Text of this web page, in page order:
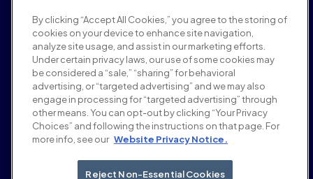
Tuyển dụng
Điều khoản và chính sách
Chính sách quảng cáo
Chính sách an toàn thương hiệu
Chính sách quyền riêng tư
Bảo mật
Cổng thông tin nhà cung cấp
Điều khoản sử dụng
Đạo đức & Tuân thủ
EEO statement & notices
Your Privacy Choices
By clicking “Accept All Cookies,” you agree to the storing of
cookies on your device to enhance site navigation,
analyze site usage, and assist in our marketing efforts.
Under certain privacy laws, our use of some cookies may
be considered a “sale,” “sharing” for behavioral
advertising, or “targeted advertising” and we may also
engage in processing for “targeted advertising” through
other means. You can opt-out by clicking “Your Privacy
Choices” and following the instructions on that page. For
more info, see our Website Privacy Notice.
Reject Non-Essential Cookies